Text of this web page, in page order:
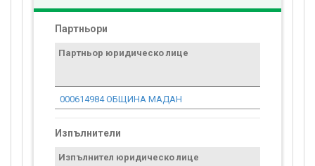
Партньори
Партньор юридическо лице
000614984 ОБЩИНА МАДАН
Изпълнители
Изпълнител юридическо лице